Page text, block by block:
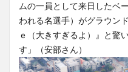
ムの一員として来日したベ
われる名選手）がグラウン
ｅ（大きすぎるよ）』と驚
す」（安部さん）